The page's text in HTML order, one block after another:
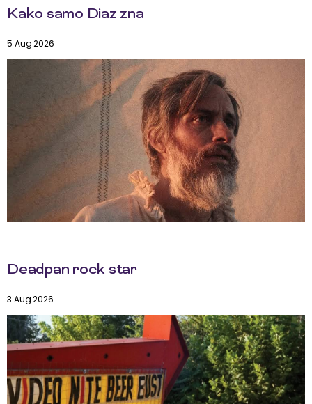
Kako samo Diaz zna
5 Aug 2026
Deadpan rock star
3 Aug 2026